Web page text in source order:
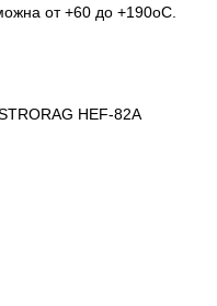
от +60 до +190оС.
HEF-82A